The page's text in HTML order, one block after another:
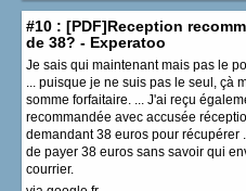
#10 : [PDF]Reception
de 38? - Experatoo
Je sais qui maintenant mais pas le
... puisque je ne suis pas le seul, çà
somme forfaitaire. ... J'ai reçu
recommandée avec accusée
demandant 38 euros pour récupérer
de payer 38 euros sans savoir qui
courrier.